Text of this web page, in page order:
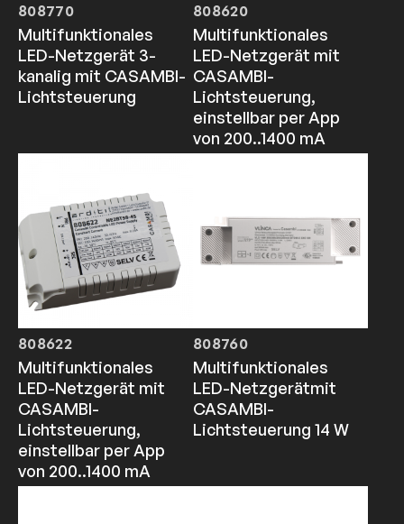
808770
Multifunktionales
LED-Netzgerät 3-
kanalig mit CASAMBI-
Lichtsteuerung
808620
Multifunktionales
LED-Netzgerät mit
CASAMBI-
Lichtsteuerung,
einstellbar per App
von 200..1400 mA
808622
Multifunktionales
LED-Netzgerät mit
CASAMBI-
Lichtsteuerung,
einstellbar per App
von 200..1400 mA
808760
Multifunktionales
LED-Netzgerätmit
CASAMBI-
Lichtsteuerung 14 W